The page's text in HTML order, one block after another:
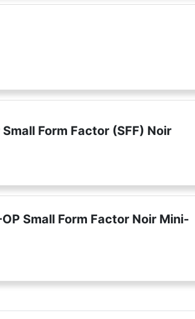
Form Factor (SFF) Noir
Small Form Factor Noir Mini-